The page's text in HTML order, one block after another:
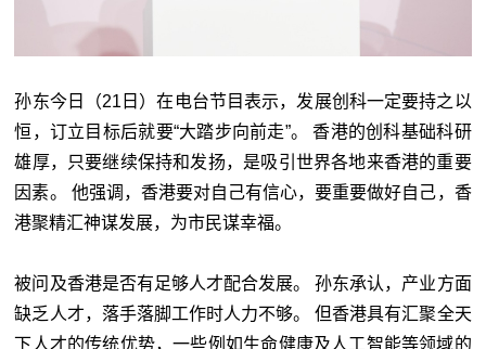
孙东今日（21日）在电台节目表示，发展创科一定要持之以
恒，订立目标后就要“大踏步向前走”。 香港的创科基础科研
雄厚，只要继续保持和发扬，是吸引世界各地来香港的重要
因素。 他强调，香港要对自己有信心，要重要做好自己，香
港聚精汇神谋发展，为市民谋幸福。
被问及香港是否有足够人才配合发展。 孙东承认，产业方面
缺乏人才，落手落脚工作时人力不够。 但香港具有汇聚全天
下人才的传统优势，一些例如生命健康及人工智能等领域的